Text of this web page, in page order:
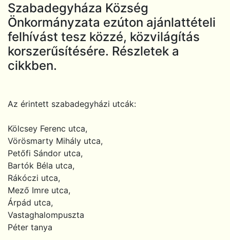
Szabadegyháza Község
Önkormányzata ezúton ajánlattételi
felhívást tesz közzé, közvilágítás
korszerűsítésére. Részletek a
cikkben.
Az érintett szabadegyházi utcák:
Kölcsey Ferenc utca,
Vörösmarty Mihály utca,
Petőfi Sándor utca,
Bartók Béla utca,
Rákóczi utca,
Mező Imre utca,
Árpád utca,
Vastaghalompuszta
Péter tanya